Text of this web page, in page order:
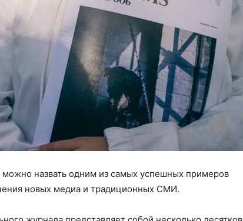
можно назвать одним из самых успешных примеров
новых медиа и традиционных СМИ.